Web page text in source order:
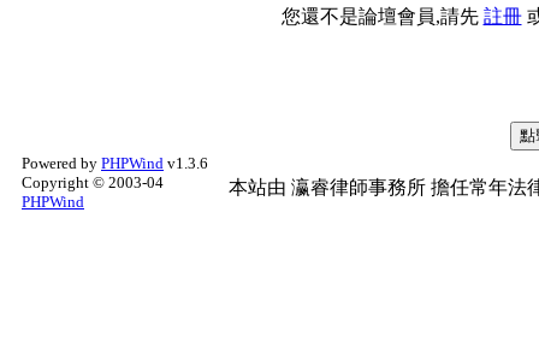
您還不是論壇會員,請先 註冊
Powered by PHPWind v1.3.6
Copyright © 2003-04
PHPWind
本站由 瀛睿律師事務所 擔任常年法